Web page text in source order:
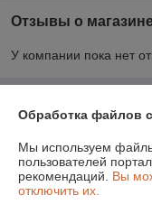
Отзывы о
У компании пока нет
О нас
Контакты
Доставка и оплата
Обработка файлов
Мы используем
пользователей
рекомендаций. Вы
отключить их.